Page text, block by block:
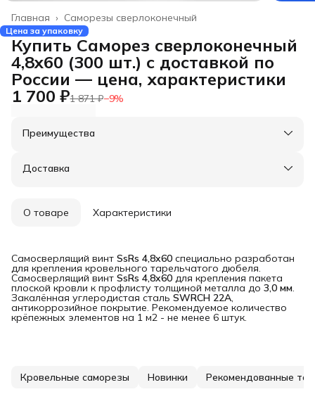
Саморезы сверлоконечный
Главная ›
Цена за упаковку
Купить Саморез сверлоконечный
4,8x60 (300 шт.) с доставкой по
России — цена, характеристики
1 700 ₽1 871 ₽−9%
Преимущества
Оплата частями в Сплит
Удобный возврат
Доставка
О товаре Характеристики
Самосверлящий винт SsRs 4,8x60 специально разработан
для крепления кровельного тарельчатого дюбеля.
Самосверлящий винт SsRs 4,8x60 для крепления пакета
плоской кровли к профлисту толщиной металла до 3,0 мм.
Закалённая углеродистая сталь SWRCH 22A,
антикоррозийное покрытие. Рекомендуемое количество
крёпежных элементов на 1 м2 - не менее 6 штук.
Кровельные саморезы Новинки Рекомендованные